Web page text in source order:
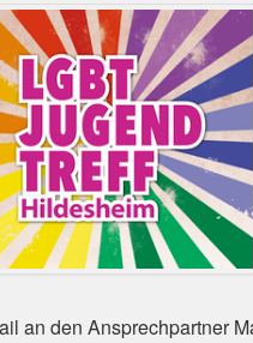
an den Ansprechpartner